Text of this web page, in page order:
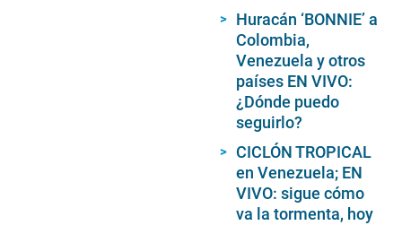
Huracán ‘BONNIE’ a
Colombia,
Venezuela y otros
países EN VIVO:
¿Dónde puedo
seguirlo?
CICLÓN TROPICAL
en Venezuela; EN
VIVO: sigue cómo
va la tormenta, hoy